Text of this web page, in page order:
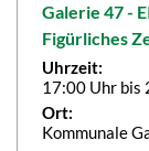
Galerie 47 -
Figürliches
Uhrzeit:
17:00 Uhr bis
Ort:
Kommunale